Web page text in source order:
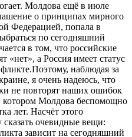
Молдова ещё в июле
о принципах мирного
Федерацией, попала в
по сегодняшний
в том, что российские
«нет», а Россия имеет статус
наблюдая за
я очень надеюсь, что
не повторят наших ошибок
котором Молдова беспомощно
лет. Насчёт этого
сказать очевидные вещи:
зависит на сегодняшний